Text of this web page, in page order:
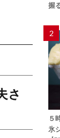
さ
握
2
５
氷